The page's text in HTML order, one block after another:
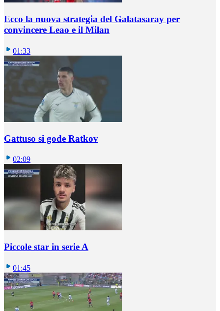
Ecco la nuova strategia del Galatasaray per
convincere Leao e il Milan
01:33
Gattuso si gode Ratkov
02:09
Piccole star in serie A
01:45